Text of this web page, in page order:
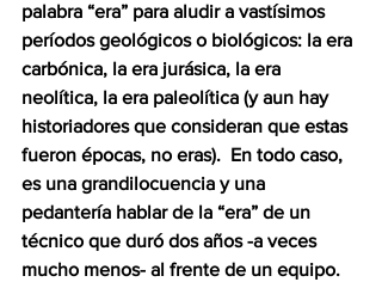
palabra “era” para aludir a vastísimos
períodos geológicos o biológicos: la era
carbónica, la era jurásica, la era
neolítica, la era paleolítica (y aun hay
historiadores que consideran que estas
fueron épocas, no eras).  En todo caso,
es una grandilocuencia y una
pedantería hablar de la “era” de un
técnico que duró dos años -a veces
mucho menos- al frente de un equipo.